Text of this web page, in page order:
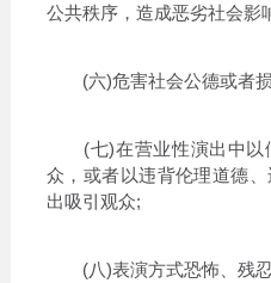
公共秩序，造成恶劣社会影
(六)危害社会公德或者损
(七)在营业性演出中以
众，或者以违背伦理道德
出吸引观众;
(八)表演方式恐怖、残忍